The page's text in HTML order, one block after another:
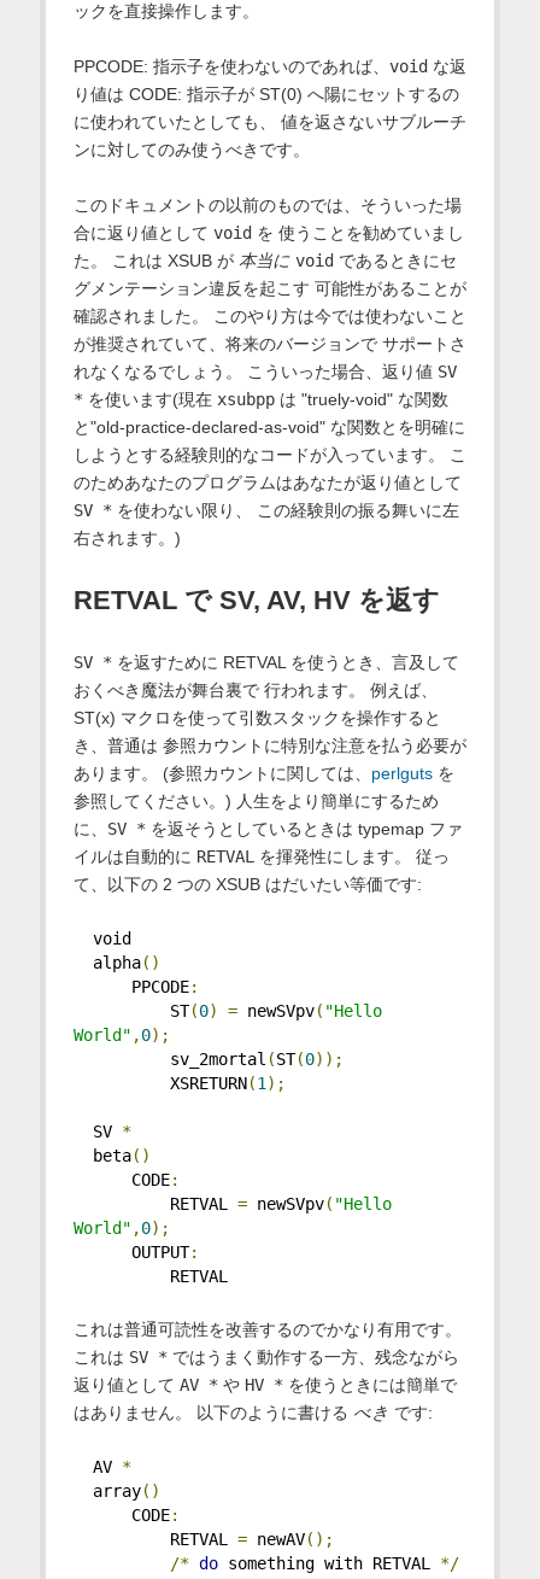
ックを直接操作します。
PPCODE: 指示子を使わないのであれば、 void な返
り値は CODE: 指示子が ST(0) へ陽にセットするの
に使われていたとしても、 値を返さないサブルーチ
ンに対してのみ使うべきです。
このドキュメントの以前のものでは、そういった場
合に返り値として void を 使うことを勧めていまし
た。 これは XSUB が 本当に void であるときにセ
グメンテーション違反を起こす 可能性があることが
確認されました。 このやり方は今では使わないこと
が推奨されていて、将来のバージョンで サポートさ
れなくなるでしょう。 こういった場合、返り値 SV
* を使います(現在 xsubppは "truely-void" な関数
と"old-practice-declared-as-void" な関数とを明確に
しようとする経験則的なコードが入っています。 こ
のためあなたのプログラムはあなたが返り値として
SV * を使わない限り、 この経験則の振る舞いに左
右されます。)
RETVAL で SV, AV, HV を返す
SV * を返すために RETVAL を使うとき、言及して
おくべき魔法が舞台裏で 行われます。 例えば、
ST(x) マクロを使って引数スタックを操作すると
き、普通は 参照カウントに特別な注意を払う必要が
あります。 (参照カウントに関しては、 perlgutsを
参照してください。) 人生をより簡単にするため
に、 SV * を返そうとしているときは typemap ファ
イルは自動的に RETVALを揮発性にします。 従っ
て、以下の 2 つの XSUB はだいたい等価です:
void
alpha()
PPCODE:
ST(0) = newSVpv( "Hello
World" ,0);
sv_2mortal (ST(0));
XSRETURN(1);
SV *
beta()
CODE:
RETVAL = newSVpv( "Hello
World" ,0);
OUTPUT:
RETVAL
これは普通可読性を改善するのでかなり有用です。
これは SV * ではうまく動作する一方、残念ながら
返り値として AV * や HV * を使うときには簡単で
はありません。 以下のように書ける べき です:
AV *
array()
CODE:
RETVAL = newAV();
/* do something with RETVAL */